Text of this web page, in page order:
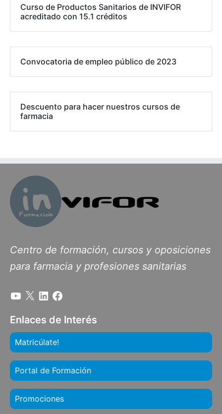
Curso de Productos Sanitarios de INVIFOR
acreditado con 15.1 créditos
Convocatoria de empleo público de 2023
Descuento para hacer nuestros cursos de
farmacia
Centro de formación, cursos y oposiciones
para farmacia y profesiones sanitarias
Enlaces de Interés
Matricúlate!
Portal de Formación
Promociones